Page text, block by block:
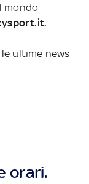
mondo
ultime news
orari.